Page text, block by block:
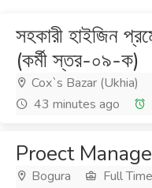
সহকারী হাইজিন
(কর্মী স্তর-০৯-ক)
Cox`s Bazar (Ukhia)
43 minutes ago
Proect
Bogura Full Time